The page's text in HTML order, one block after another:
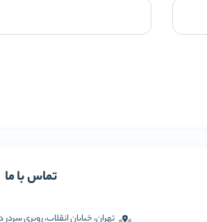
تماس با ما